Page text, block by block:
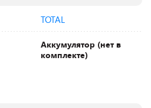
TOTAL
Аккумулятор (нет в
комплекте)